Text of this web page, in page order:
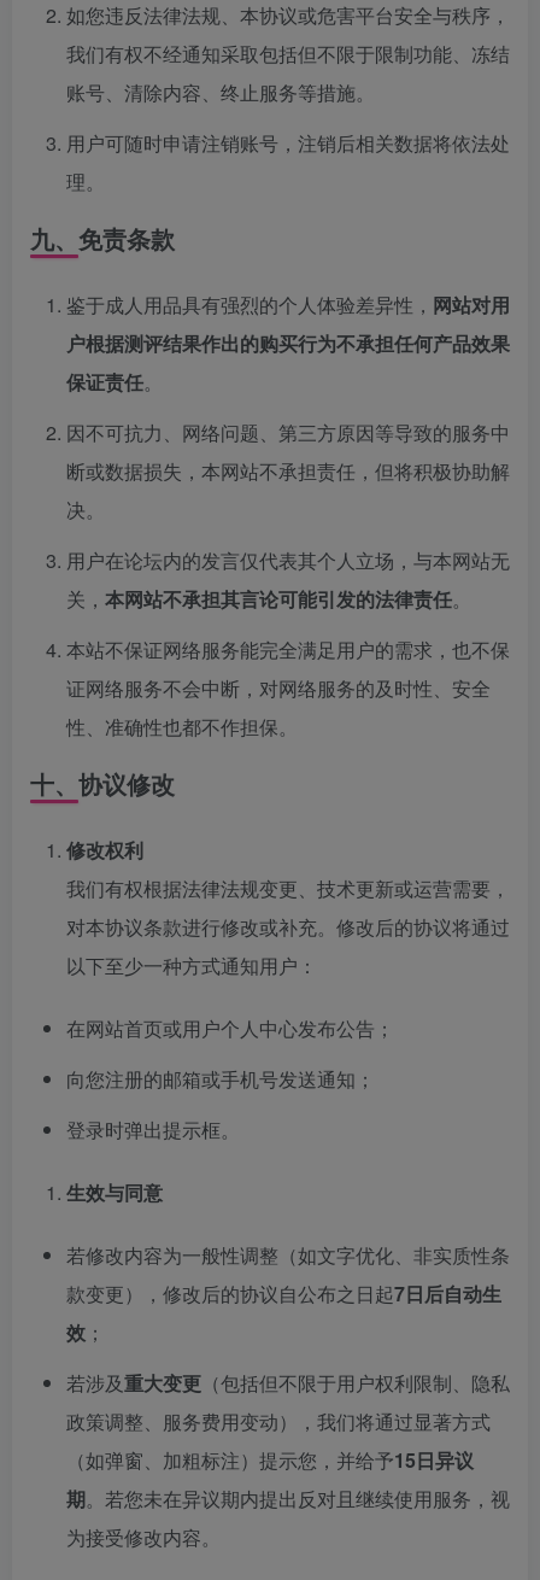
如您违反法律法规、本协议或危害平台安全与秩序，
我们有权不经通知采取包括但不限于限制功能、冻结
账号、清除内容、终止服务等措施。
用户可随时申请注销账号，注销后相关数据将依法处
理。
九、免责条款
鉴于成人用品具有强烈的个人体验差异性， 网站对用
户根据测评结果作出的购买行为不承担任何产品效果
保证责任。
因不可抗力、网络问题、第三方原因等导致的服务中
断或数据损失，本网站不承担责任，但将积极协助解
决。
用户在论坛内的发言仅代表其个人立场，与本网站无
关， 本网站不承担其言论可能引发的法律责任。
本站不保证网络服务能完全满足用户的需求，也不保
证网络服务不会中断，对网络服务的及时性、安全
性、准确性也都不作担保。
十、协议修改
修改权利
我们有权根据法律法规变更、技术更新或运营需要，
对本协议条款进行修改或补充。修改后的协议将通过
以下至少一种方式通知用户：
在网站首页或用户个人中心发布公告；
向您注册的邮箱或手机号发送通知；
登录时弹出提示框。
生效与同意
若修改内容为一般性调整（如文字优化、非实质性条
款变更），修改后的协议自公布之日起7日后自动生
效 ；
若涉及重大变更 （包括但不限于用户权利限制、隐私
政策调整、服务费用变动），我们将通过显著方式
（如弹窗、加粗标注）提示您，并给予15日异议
期。若您未在异议期内提出反对且继续使用服务，视
为接受修改内容。